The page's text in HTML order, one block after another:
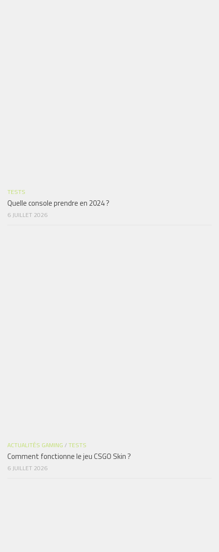
TESTS
Quelle console prendre en 2024 ?
6 JUILLET 2026
ACTUALITÉS GAMING /TESTS
Comment fonctionne le jeu CSGO Skin ?
6 JUILLET 2026